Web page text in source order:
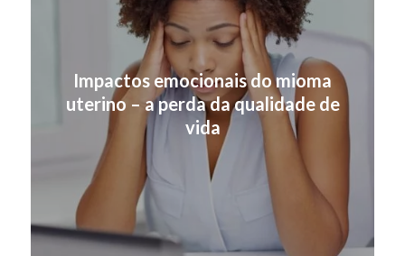
Impactos emocionais do mioma
uterino – a perda da qualidade de
vida